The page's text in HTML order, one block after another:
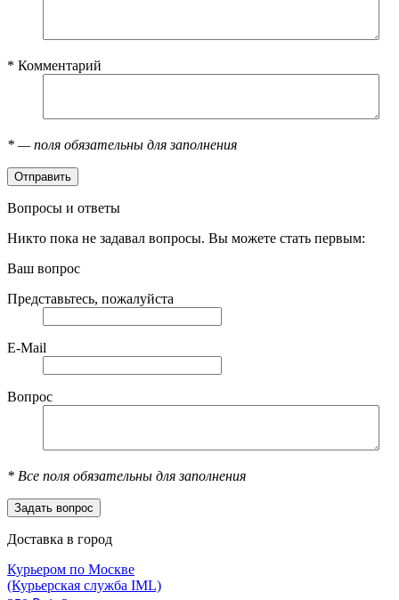
* Комментарий
* — поля обязательны для заполнения
Вопросы и ответы
Никто пока не задавал вопросы. Вы можете стать первым:
Ваш вопрос
Представьтесь, пожалуйста
E-Mail
Вопрос
* Все поля обязательны для заполнения
Доставка в город
Курьером по Москве
(Курьерская служба IML)